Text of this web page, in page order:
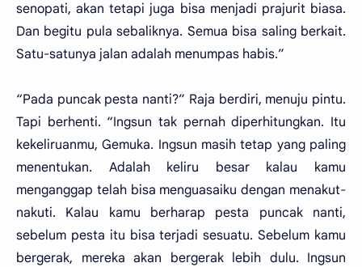
senopati, akan tetapi juga bisa menjadi prajurit biasa.
Dan begitu pula sebaliknya. Semua bisa saling berkait.
Satu-satunya jalan adalah menumpas habis.”
“Pada puncak pesta nanti?” Raja berdiri, menuju pintu.
Tapi berhenti. “Ingsun tak pernah diperhitungkan. Itu
kekeliruanmu, Gemuka. Ingsun masih tetap yang paling
menentukan. Adalah keliru besar kalau kamu
menganggap telah bisa menguasaiku dengan menakut-
nakuti. Kalau kamu berharap pesta puncak nanti,
sebelum pesta itu bisa terjadi sesuatu. Sebelum kamu
bergerak, mereka akan bergerak lebih dulu. Ingsun